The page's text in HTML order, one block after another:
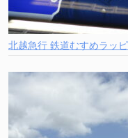
北越急行 鉄道むすめラッ